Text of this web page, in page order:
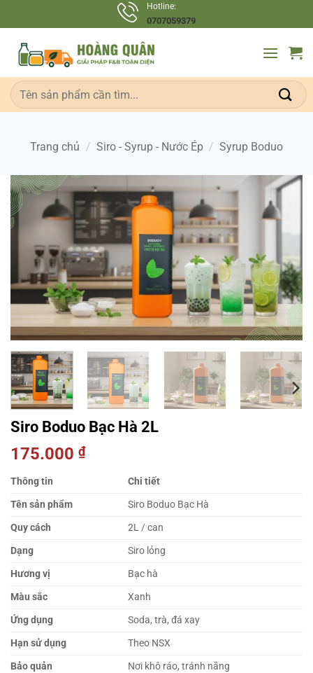
qua
dung
Hotline:
0707059379
Tìm
kiếm:
Trang chủ / Siro - Syrup - Nước Ép / Syrup Boduo
Siro Boduo Bạc Hà 2L
175.000 ₫
Thông tin
Chi tiết
Tên sản phẩm
Siro Boduo Bạc Hà
Quy cách
2L / can
Dạng
Siro lỏng
Hương vị
Bạc hà
Màu sắc
Xanh
Ứng dụng
Soda, trà, đá xay
Hạn sử dụng
Theo NSX
Bảo quản
Nơi khô ráo, tránh nắng